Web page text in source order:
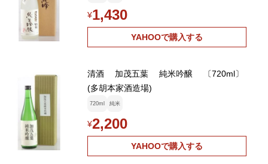
¥1,430
YAHOOで購入する
清酒 加茂五葉 純米吟醸 〔720ml〕
(多胡本家酒造場)
720ml 純米
¥2,200
YAHOOで購入する